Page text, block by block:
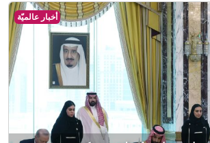
أخبار عالميّة